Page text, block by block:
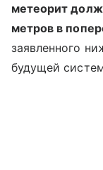
метеорит
метров в
заявленного
будущей